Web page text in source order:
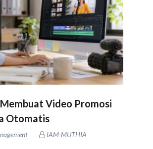
Video Promosi
Otomatis
IAM-MUTHIA